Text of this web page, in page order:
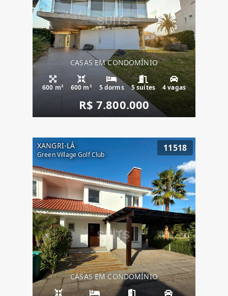
CASAS EM CONDOMÍNIO
600 m² 600 m² 5 dorms 5 suítes 4 vagas
R$ 7.800.000
XANGRI-LÁ
Green Village Golf Club
11518
CASAS EM CONDOMÍNIO